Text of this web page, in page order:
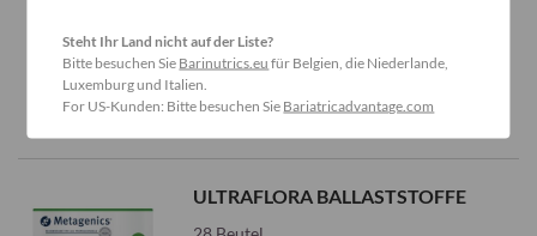
Kaufen
Zur
hinzufügen
ULTRAFLORA BALLASTSTOFFE
Steht Ihr Land nicht auf der Liste?
Bitte besuchen Sie Barinutrics.eu für Belgien, die Niederlande,
Luxemburg und Italien.
For US-Kunden: Bitte besuchen Sie Bariatricadvantage.com